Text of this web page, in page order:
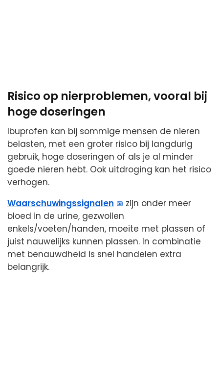
Risico op nierproblemen, vooral bij
hoge doseringen
Ibuprofen kan bij sommige mensen de nieren
belasten, met een groter risico bij langdurig
gebruik, hoge doseringen of als je al minder
goede nieren hebt. Ook uitdroging kan het risico
verhogen.
Waarschuwingssignalen
zijn onder meer
bloed in de urine, gezwollen
enkels/voeten/handen, moeite met plassen of
juist nauwelijks kunnen plassen. In combinatie
met benauwdheid is snel handelen extra
belangrijk.